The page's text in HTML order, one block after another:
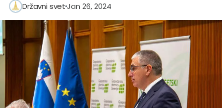
Državni svetJan 26, 2024